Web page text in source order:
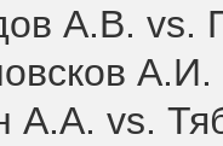
А.В. vs.
А.А. vs.